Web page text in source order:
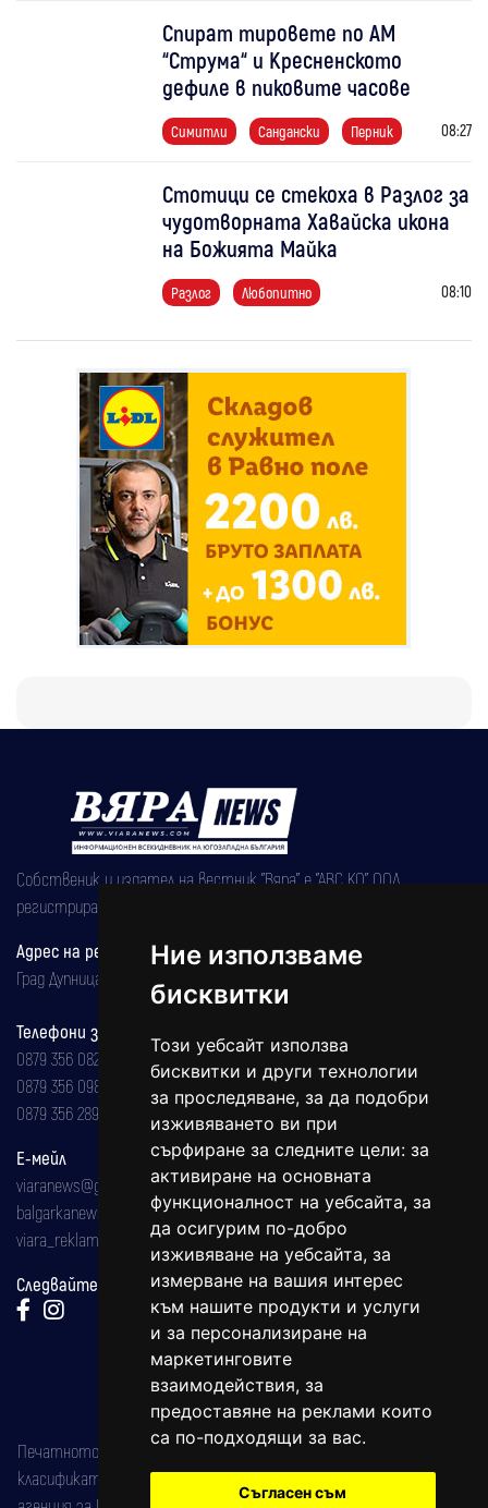
Ние използваме
бисквитки
Този уебсайт използва
бисквитки и други технологии
за проследяване, за да подобри
изживяването ви при
сърфиране за следните цели: за
активиране на основната
функционалност на уебсайта, за
да осигурим по-добро
изживяване на уебсайта, за
измерване на вашия интерес
към нашите продукти и услуги
и за персонализиране на
маркетинговите
взаимодействия, за
предоставяне на реклами които
са по-подходящи за вас.
Съгласен съм
Спират тировете по АМ
“Струма“ и Кресненското
дефиле в пиковите часове
Симитли Сандански Перник 08:27
Стотици се стекоха в Разлог за
чудотворната Хавайска икона
на Божията Майка
Разлог Любопитно 08:10
Собственик и издател на вестник "Вяра" е "АВС КО" ООД,
регистрирана на 08.05.2002 година.
Адрес на редакцията
Град Дупница, ул.''Христо Ботев" 43
Телефони за реклама и абонаменти
0879 356 082
0879 356 098
0879 356 289
Е-мейл
viaranews@gmail.com
balgarkanews@gmail.com
viara_reklama@mail.bg
Следвайте ни:
Печатното издание на вестника е регистрирано в националния
класификатор на печатните издания (Българска национална